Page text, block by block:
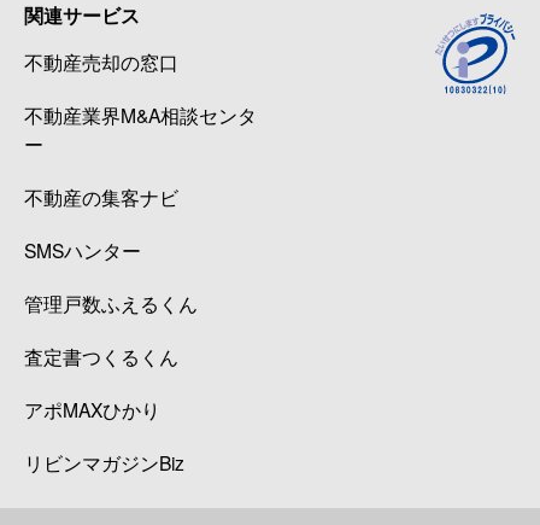
関連サービス
不動産売却の窓口
不動産業界M&A相談センタ
ー
不動産の集客ナビ
SMSハンター
管理戸数ふえるくん
査定書つくるくん
アポMAXひかり
リビンマガジンBiz